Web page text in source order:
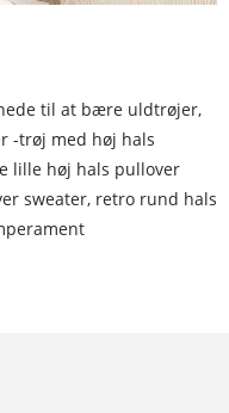
til at bære uldtrøjer,
-trøj med høj hals
lille høj hals pullover
sweater, retro rund hals